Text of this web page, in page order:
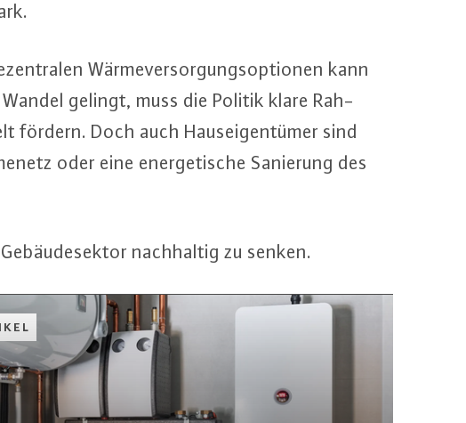
Wär­me­ver­sor­gungs­op­tio­nen kann
gelingt, muss die Politik klare Rah­
fördern. Doch auch Haus­ei­gen­tü­mer sind
oder eine en­er­ge­ti­sche Sanierung des
nach­hal­tig zu senken.